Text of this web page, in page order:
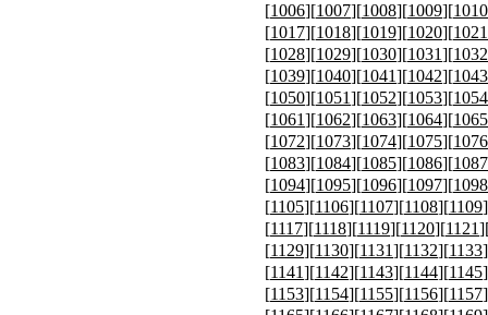
[1006][1007][1008][1009][1010
[1017][1018][1019][1020][1021
[1028][1029][1030][1031][1032
[1039][1040][1041][1042][1043
[1050][1051][1052][1053][1054
[1061][1062][1063][1064][1065
[1072][1073][1074][1075][1076
[1083][1084][1085][1086][1087
[1094][1095][1096][1097][1098
[1105][1106][1107][1108][1109
[1117][1118][1119][1120][1121
[1129][1130][1131][1132][1133
[1141][1142][1143][1144][1145
[1153][1154][1155][1156][1157